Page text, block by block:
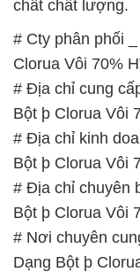
chất chất lượng.
# Cty phân phối
Clorua Vôi 70%
# Địa chỉ cung
Bột þ Clorua Vôi
# Địa chỉ kinh
Bột þ Clorua Vôi
# Địa chỉ chuyên
Bột þ Clorua Vôi
# Nơi chuyên
Dạng Bột þ